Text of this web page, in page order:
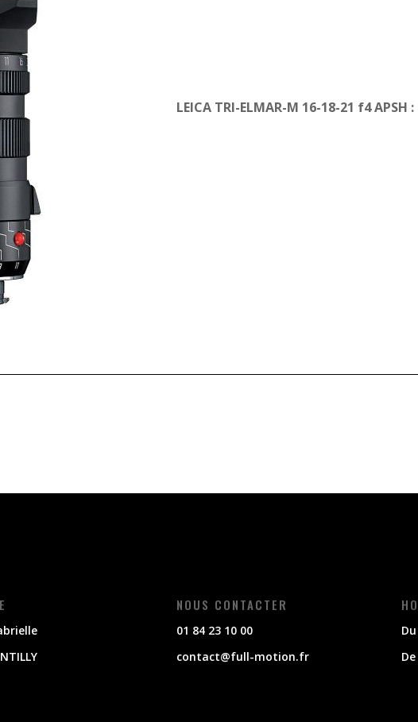
LEICA TRI-ELMAR-M 16-18-21 f4
NOUS CONTACTER
01 84 23 10 00
contact@full-motion.fr